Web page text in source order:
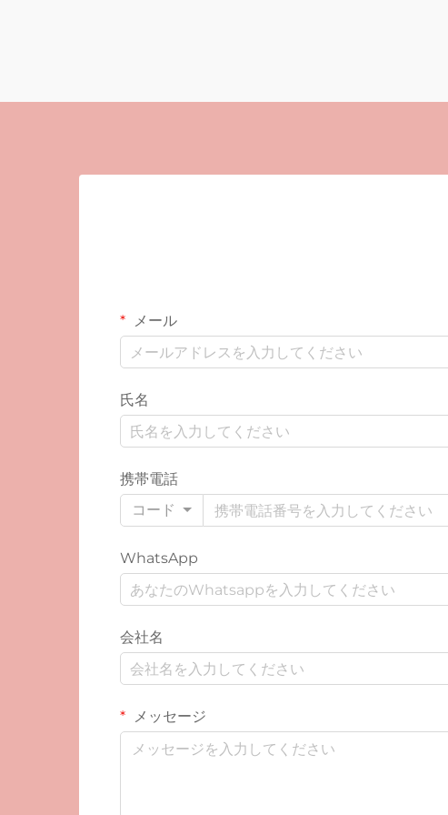
メール
氏名
携帯電話
コード
WhatsApp
会社名
メッセージ